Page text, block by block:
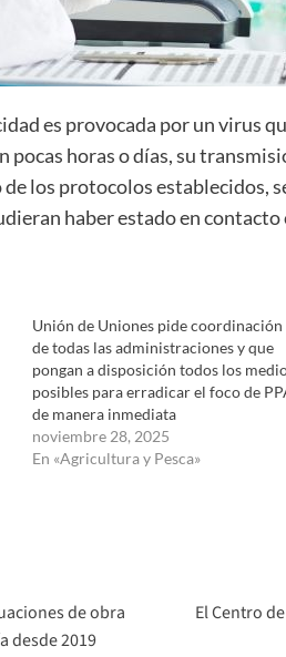
es provocada por un virus
horas o días, su
los protocolos establecidos,
haber estado en contacto
Unión de Uniones pide coordinación
de todas las administraciones y que
pongan a disposición todos los
posibles para erradicar el foco de
de manera inmediata
noviembre 28, 2025
En «Agricultura y Pesca»
de obra
desde 2019
El Centro